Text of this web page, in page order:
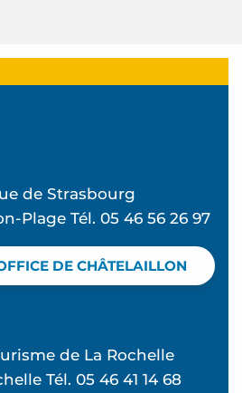
de Strasbourg
Plage Tél. 05 46 56 26 97
DE CHÂTELAILLON
de La Rochelle
Tél. 05 46 41 14 68